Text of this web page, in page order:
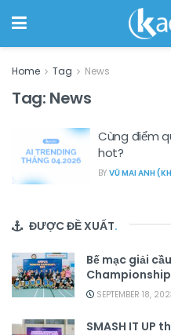
Home Tag News
Tag: News
Cùng điểm
hot?
BY VŨ MAI ANH
ĐƯỢC ĐỀ XUẤT.
Bế mạc giải
SEPTEMBER 18,
SMASH IT UP